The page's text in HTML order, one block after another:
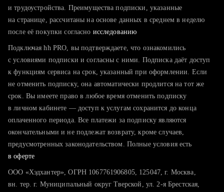
тратите много времени на поиск и вручную поднимаете
хотите сравнить себя с конкурентами и оценить шансы
и трудоустройства. Преимущества подписки, указанные
на странице, рассчитаны на основе данных в среднем в неделю
после её покупки согласно исследованию
Подключая hh PRO, вы подтверждаете, что ознакомились
с условиями подписки и согласны с ними. Подписка даёт доступ
к функциям сервиса на срок, указанный при оформлении. Если
не отменить подписку, она автоматически продлится на тот же
срок. Вы имеете право в любое время отменить подписку
в личном кабинете — доступ к услугам сохранится до конца
оплаченного периода. Все платежи за подписку являются
окончательными и не подлежат возврату, кроме случаев,
предусмотренных законодательством. Полные условия есть
в оферте
ООО «Хэдхантер», ОГРН 1067761906805, 125047, г. Москва,
вн. тер. г. Муниципальный округ Тверской, ул. 2-я Брестская,